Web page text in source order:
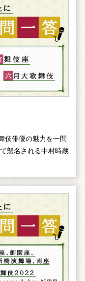
伎俳優の魅力を一問
襲名される中村時蔵